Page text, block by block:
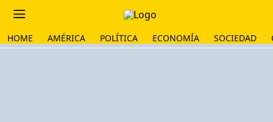
HOME AMÉRICA POLÍTICA ECONOMÍA SOCIEDAD